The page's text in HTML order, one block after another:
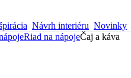
Návrh interiéru Novinky
Riad na nápojeČaj a káva